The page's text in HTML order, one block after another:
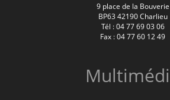
9 place de la Bouverie
BP63 42190 Charlieu
Tél : 04 77 69 03 06
Fax : 04 77 60 12 49